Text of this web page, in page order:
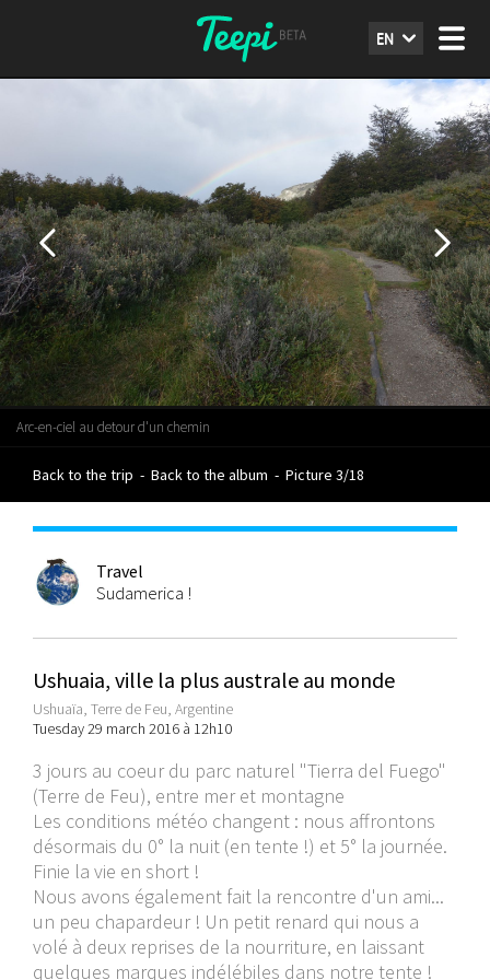
EN
Arc-en-ciel au detour d'un chemin
Back to the trip - Back to the album - Picture 3/18
Travel
Sudamerica !
Ushuaia, ville la plus australe au monde
Ushuaïa, Terre de Feu, Argentine
Tuesday 29 march 2016 à 12h10
3 jours au coeur du parc naturel "Tierra del Fuego"
(Terre de Feu), entre mer et montagne
Les conditions météo changent : nous affrontons
désormais du 0° la nuit (en tente !) et 5° la journée.
Finie la vie en short !
Nous avons également fait la rencontre d'un ami...
un peu chapardeur ! Un petit renard qui nous a
volé à deux reprises de la nourriture, en laissant
quelques marques indélébiles dans notre tente !